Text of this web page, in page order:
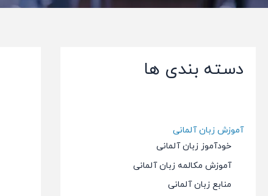
دسته بندی ها
آموزش زبان آلمانی
خودآموز زبان آلمانی
آموزش مکالمه زبان آلمانی
منابع زبان آلمانی